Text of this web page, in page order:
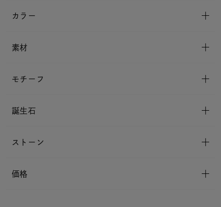
カラー
素材
モチーフ
誕生石
ストーン
価格